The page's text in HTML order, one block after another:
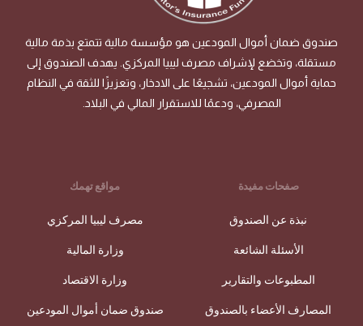
صندوق ضمان أموال المودعين هو مؤسسة مالية تتمتع بذمة مالية
مستقلة، وتخضع لإشراف مصرف ليبيا المركزي. يهدف الصندوق إلى
حماية أموال المودعين، تشجيعًا على الادخار، وتعزيزًا للثقة في النظام
المصرفي، ودعمًا للاستقرار المالي في البلاد.
صفحات مفيدة
نبذة عن الصندوق
الأسئلة الشائعة
المطبوعات والتقارير
المصارف الأعضاء بالصندوق‬
مواقع تهمك
مصرف ليبيا المركزي
وزارة المالية
وزارة الاقتصاد
صندوق ضمان أموال المودعين